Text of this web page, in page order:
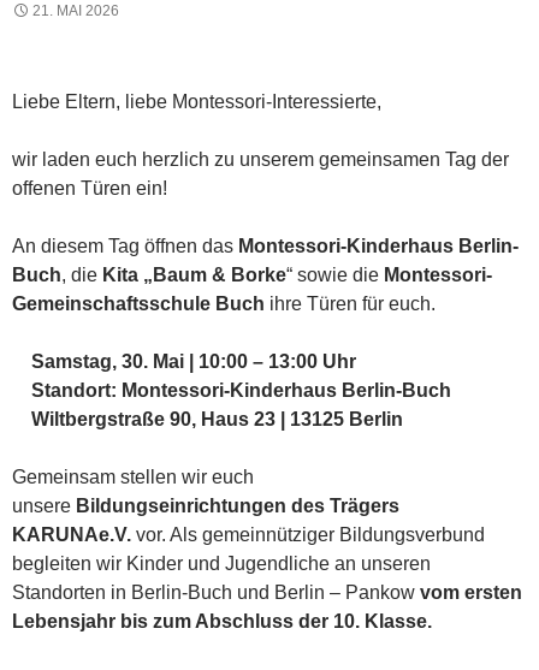
21. MAI 2026
Liebe Eltern, liebe Montessori-Interessierte,
wir laden euch herzlich zu unserem gemeinsamen Tag der
offenen Türen ein!
An diesem Tag öffnen das Montessori-Kinderhaus Berlin-
Buch, die Kita „Baum & Borke“ sowie die Montessori-
Gemeinschaftsschule Buch ihre Türen für euch.
Samstag, 30. Mai | 10:00 – 13:00 Uhr
Standort: Montessori-Kinderhaus Berlin-Buch
Wiltbergstraße 90, Haus 23 | 13125 Berlin
Gemeinsam stellen wir euch
unsere Bildungseinrichtungen des Trägers
KARUNAe.V. vor. Als gemeinnütziger Bildungsverbund
begleiten wir Kinder und Jugendliche an unseren
Standorten in Berlin-Buch und Berlin – Pankow vom ersten
Lebensjahr bis zum Abschluss der 10. Klasse.